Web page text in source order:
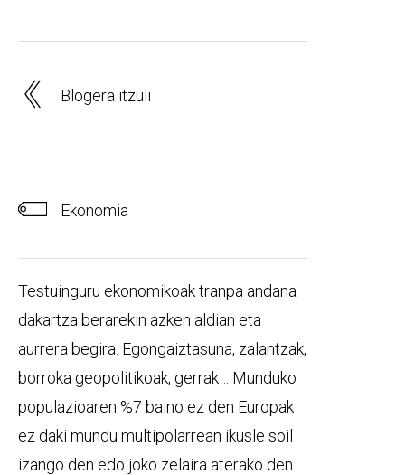
Blogera itzuli
Ekonomia
Testuinguru ekonomikoak tranpa andana
dakartza berarekin azken aldian eta
aurrera begira. Egongaiztasuna, zalantzak,
borroka geopolitikoak, gerrak… Munduko
populazioaren %7 baino ez den Europak
ez daki mundu multipolarrean ikusle soil
izango den edo joko zelaira aterako den.